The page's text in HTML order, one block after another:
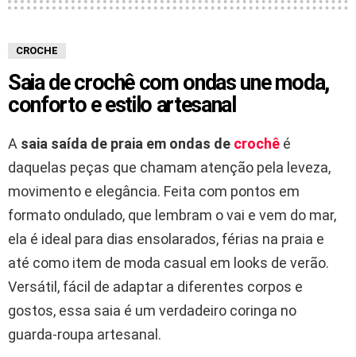
CROCHE
Saia de crochê com ondas une moda,
conforto e estilo artesanal
A saia saída de praia em ondas de crochê é
daquelas peças que chamam atenção pela leveza,
movimento e elegância. Feita com pontos em
formato ondulado, que lembram o vai e vem do mar,
ela é ideal para dias ensolarados, férias na praia e
até como item de moda casual em looks de verão.
Versátil, fácil de adaptar a diferentes corpos e
gostos, essa saia é um verdadeiro coringa no
guarda-roupa artesanal.